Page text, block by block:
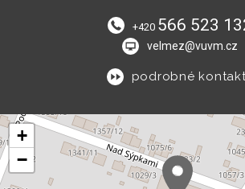
+420 566 523
velmez@vuvm.cz
podrobné
+
−